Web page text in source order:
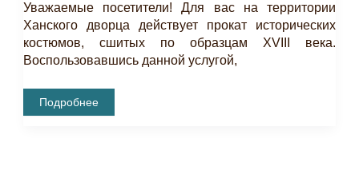
Уважаемые посетители! Для вас на территории
Ханского дворца действует прокат исторических
костюмов, сшитых по образцам XVIII века.
Воспользовавшись данной услугой,
Погрузись
В
Подробнее